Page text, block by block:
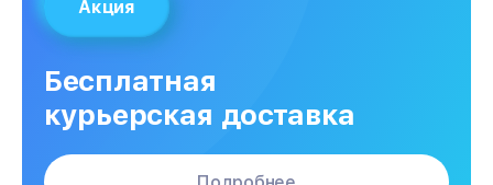
Акция
Бесплатная
курьерская доставка